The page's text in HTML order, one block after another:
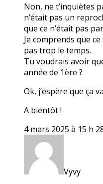
Non, ne t’inquiètes
n’était pas un
que ce n’était pas
Je comprends que
pas trop le temps.
Tu voudrais avoir
année de 1ère ?
Ok, j’espère que ça
A bientôt !
4 mars 2025 à 15 h
Vyvy